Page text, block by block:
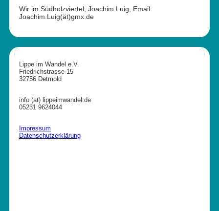
Wir im Südholzviertel, Joachim Luig, Email:
Joachim.Luig(ät)gmx.de
Lippe im Wandel e.V.
Friedrichstrasse 15
32756 Detmold
info (at) lippeimwandel.de
05231 9624044
Impressum
Datenschutzerklärung